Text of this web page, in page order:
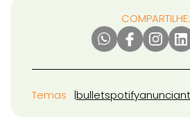
COMPARTILHE:
Temas bulletspotify